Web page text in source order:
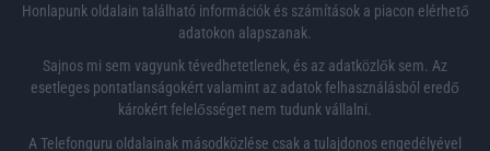
Honlapunk oldalain található információk és számítások a piacon elérhető
adatokon alapszanak.
Sajnos mi sem vagyunk tévedhetetlenek, és az adatközlők sem. Az
esetleges pontatlanságokért valamint az adatok felhasználásból eredő
károkért felelősséget nem tudunk vállalni.
A Telefonguru oldalainak másodközlése csak a tulajdonos engedélyével